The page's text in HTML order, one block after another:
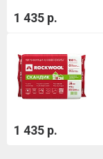
1 435 р.
1 435 р.